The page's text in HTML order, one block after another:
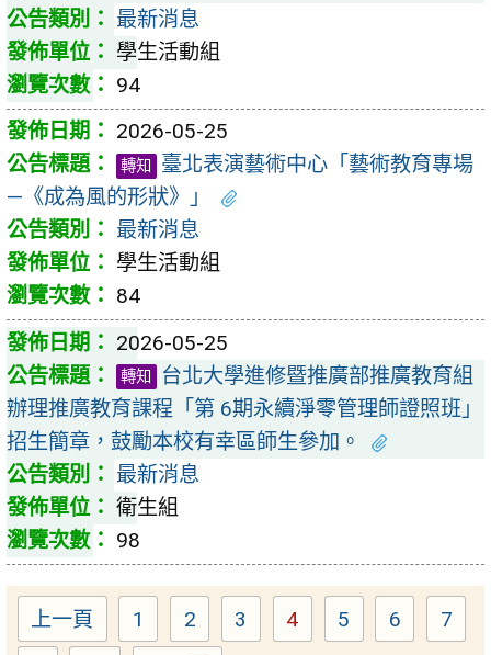
最新消息
學生活動組
94
2026-05-25
轉知
臺北表演藝術中心「藝術教育專場
—《成為風的形狀》」
最新消息
學生活動組
84
2026-05-25
轉知
台北大學進修暨推廣部推廣教育組
辦理推廣教育課程「第 6期永續淨零管理師證照班」
招生簡章，鼓勵本校有幸區師生參加。
最新消息
衛生組
98
上一頁 Page
1 Page
2 Page
3 Page
4 Page
5 Page
6
7